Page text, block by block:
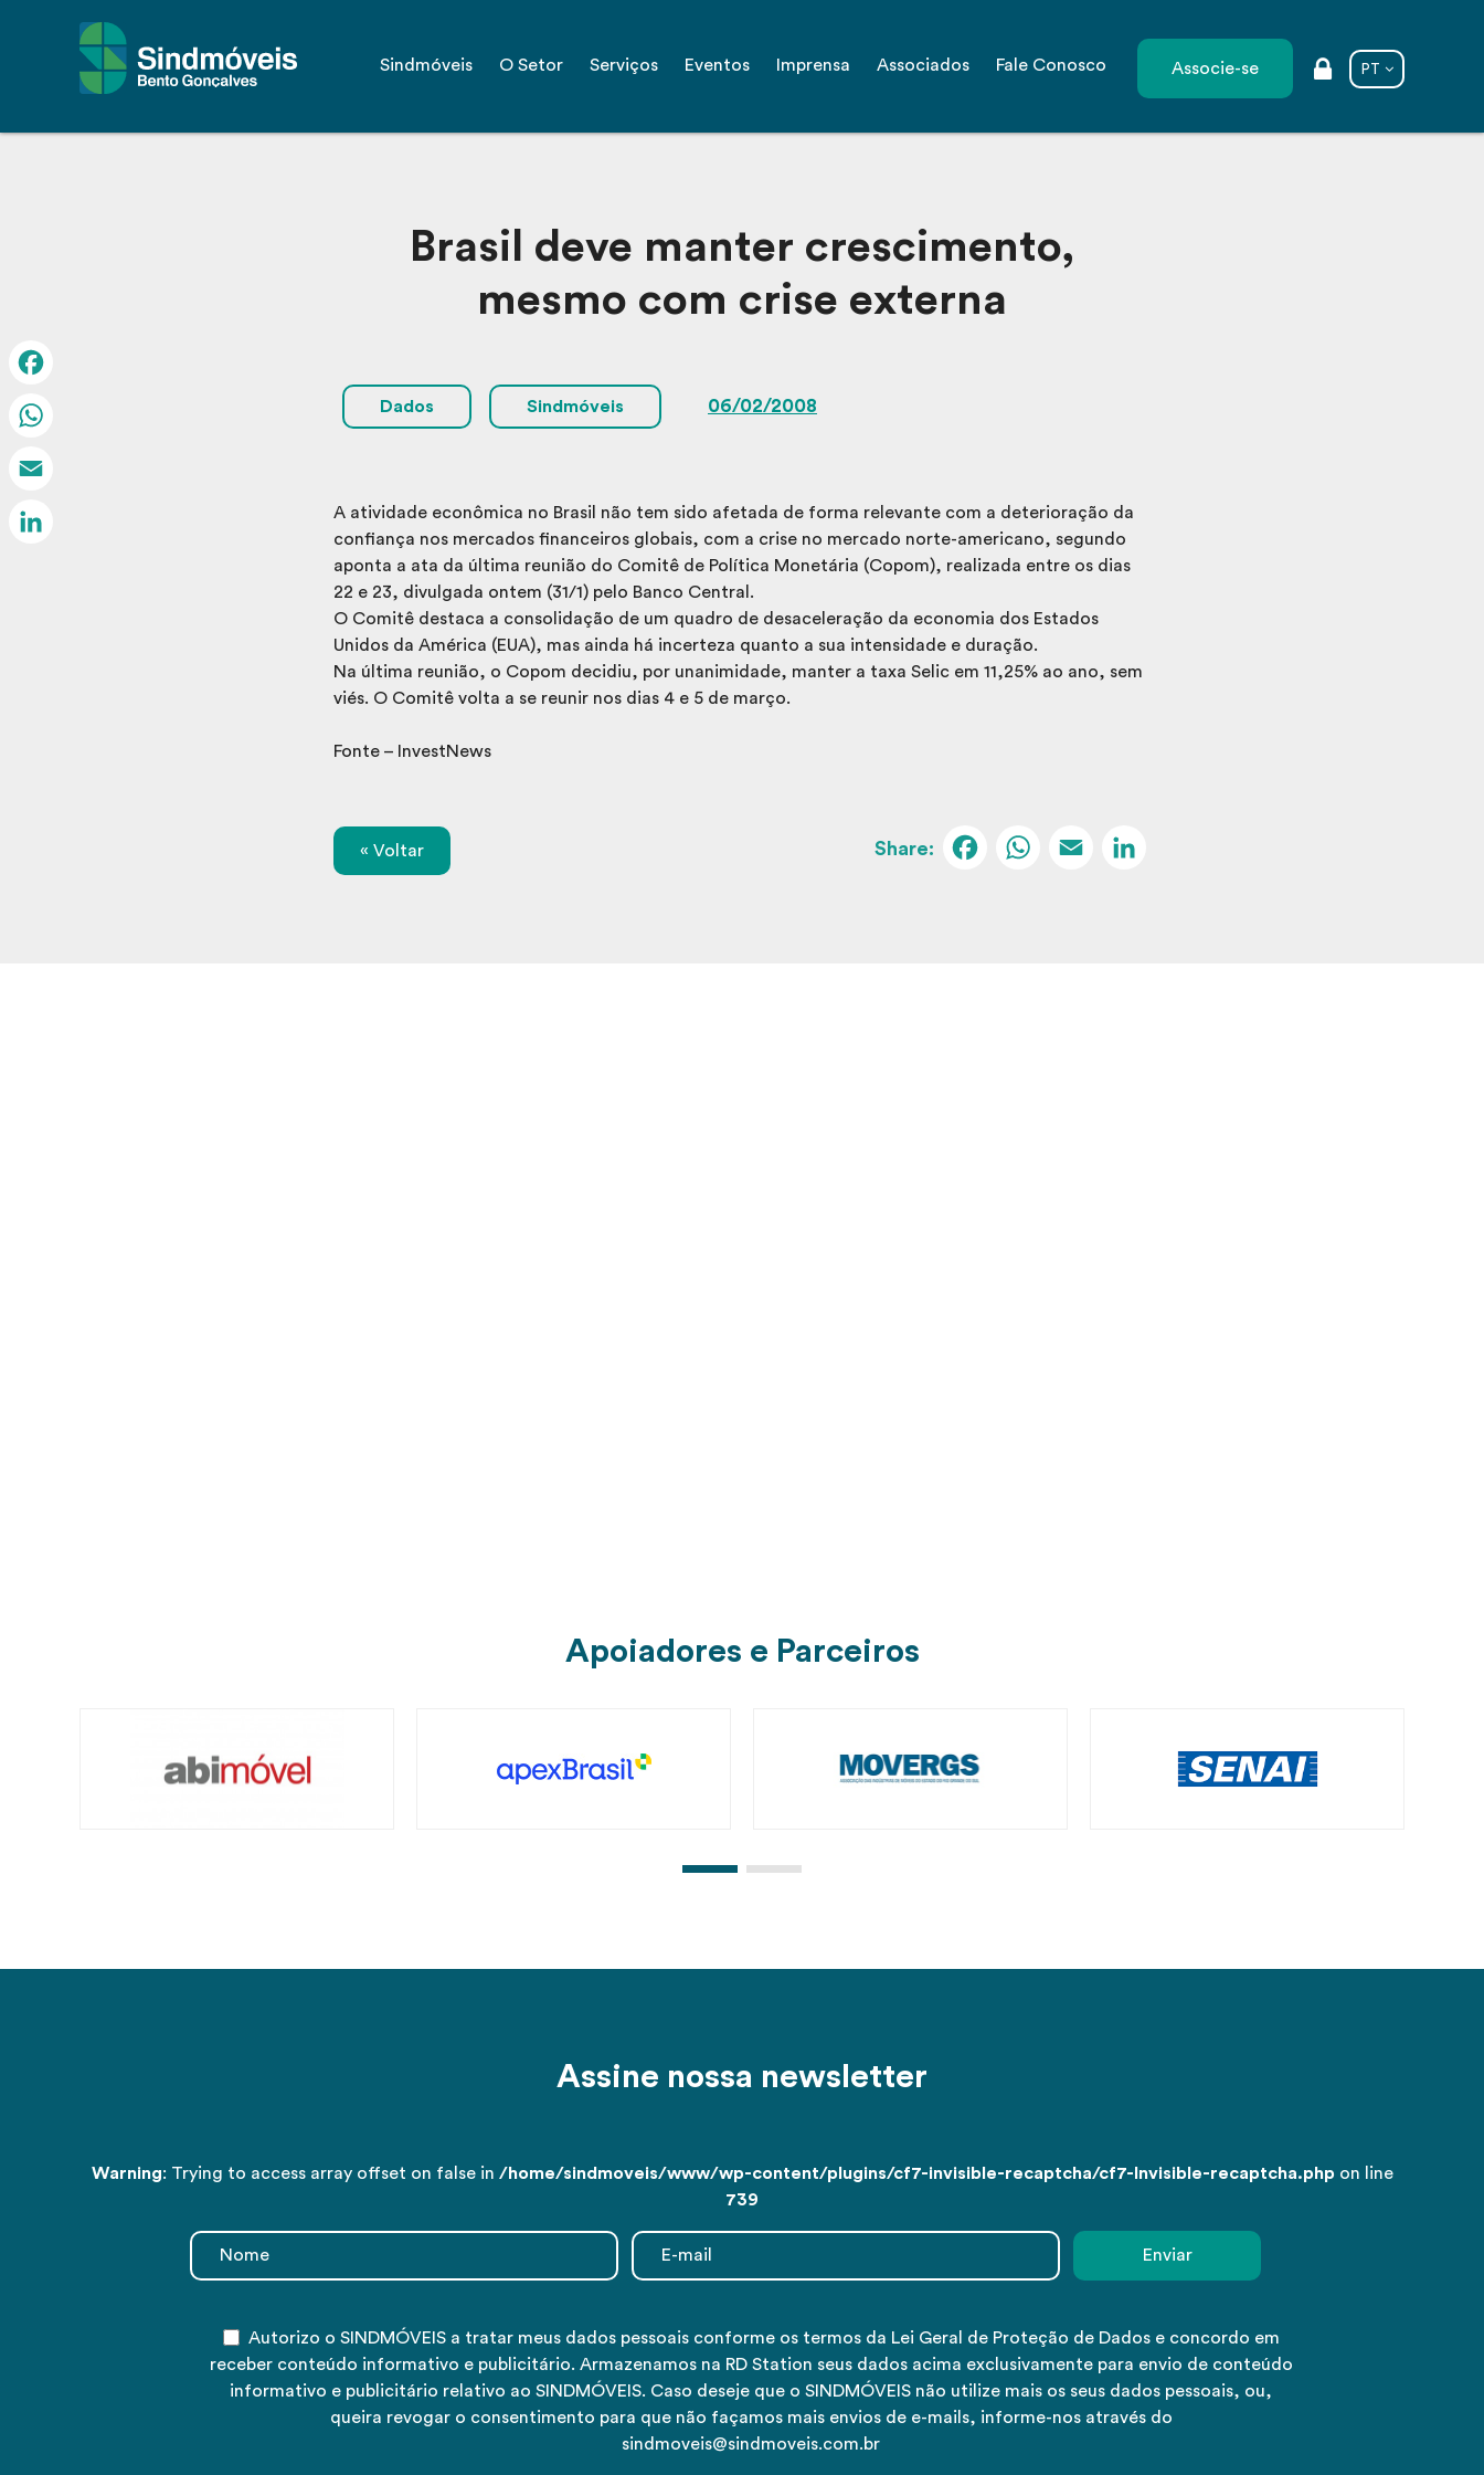
Sindmóveis O Setor Serviços Eventos Imprensa Associados Fale Conosco Associe-se PT
Brasil deve manter crescimento,
mesmo com crise externa
Dados Sindmóveis 06/02/2008
A atividade econômica no Brasil não tem sido afetada de forma relevante com a deterioração da
confiança nos mercados financeiros globais, com a crise no mercado norte-americano, segundo
aponta a ata da última reunião do Comitê de Política Monetária (Copom), realizada entre os dias
22 e 23, divulgada ontem (31/1) pelo Banco Central.
O Comitê destaca a consolidação de um quadro de desaceleração da economia dos Estados
Unidos da América (EUA), mas ainda há incerteza quanto a sua intensidade e duração.
Na última reunião, o Copom decidiu, por unanimidade, manter a taxa Selic em 11,25% ao ano, sem
viés. O Comitê volta a se reunir nos dias 4 e 5 de março.
Fonte – InvestNews
« Voltar Facebook
WhatsApp
Email
Apoiadores e Parceiros
Assine nossa newsletter
Warning: Trying to access array offset on false in /home/sindmoveis/www/wp-content/plugins/cf7-invisible-recaptcha/cf7-Invisible-recaptcha.php on line
739
Autorizo o SINDMÓVEIS a tratar meus dados pessoais conforme os termos da Lei Geral de Proteção de Dados e concordo em
receber conteúdo informativo e publicitário. Armazenamos na RD Station seus dados acima exclusivamente para envio de conteúdo
informativo e publicitário relativo ao SINDMÓVEIS. Caso deseje que o SINDMÓVEIS não utilize mais os seus dados pessoais, ou,
queira revogar o consentimento para que não façamos mais envios de e-mails, informe-nos através do
sindmoveis@sindmoveis.com.br
Facebook
Email